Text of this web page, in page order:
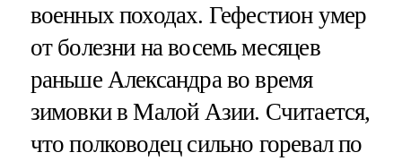
военных походах. Гефестион умер
от болезни на восемь месяцев
раньше Александра во время
зимовки в Малой Азии. Считается,
что полководец сильно горевал по